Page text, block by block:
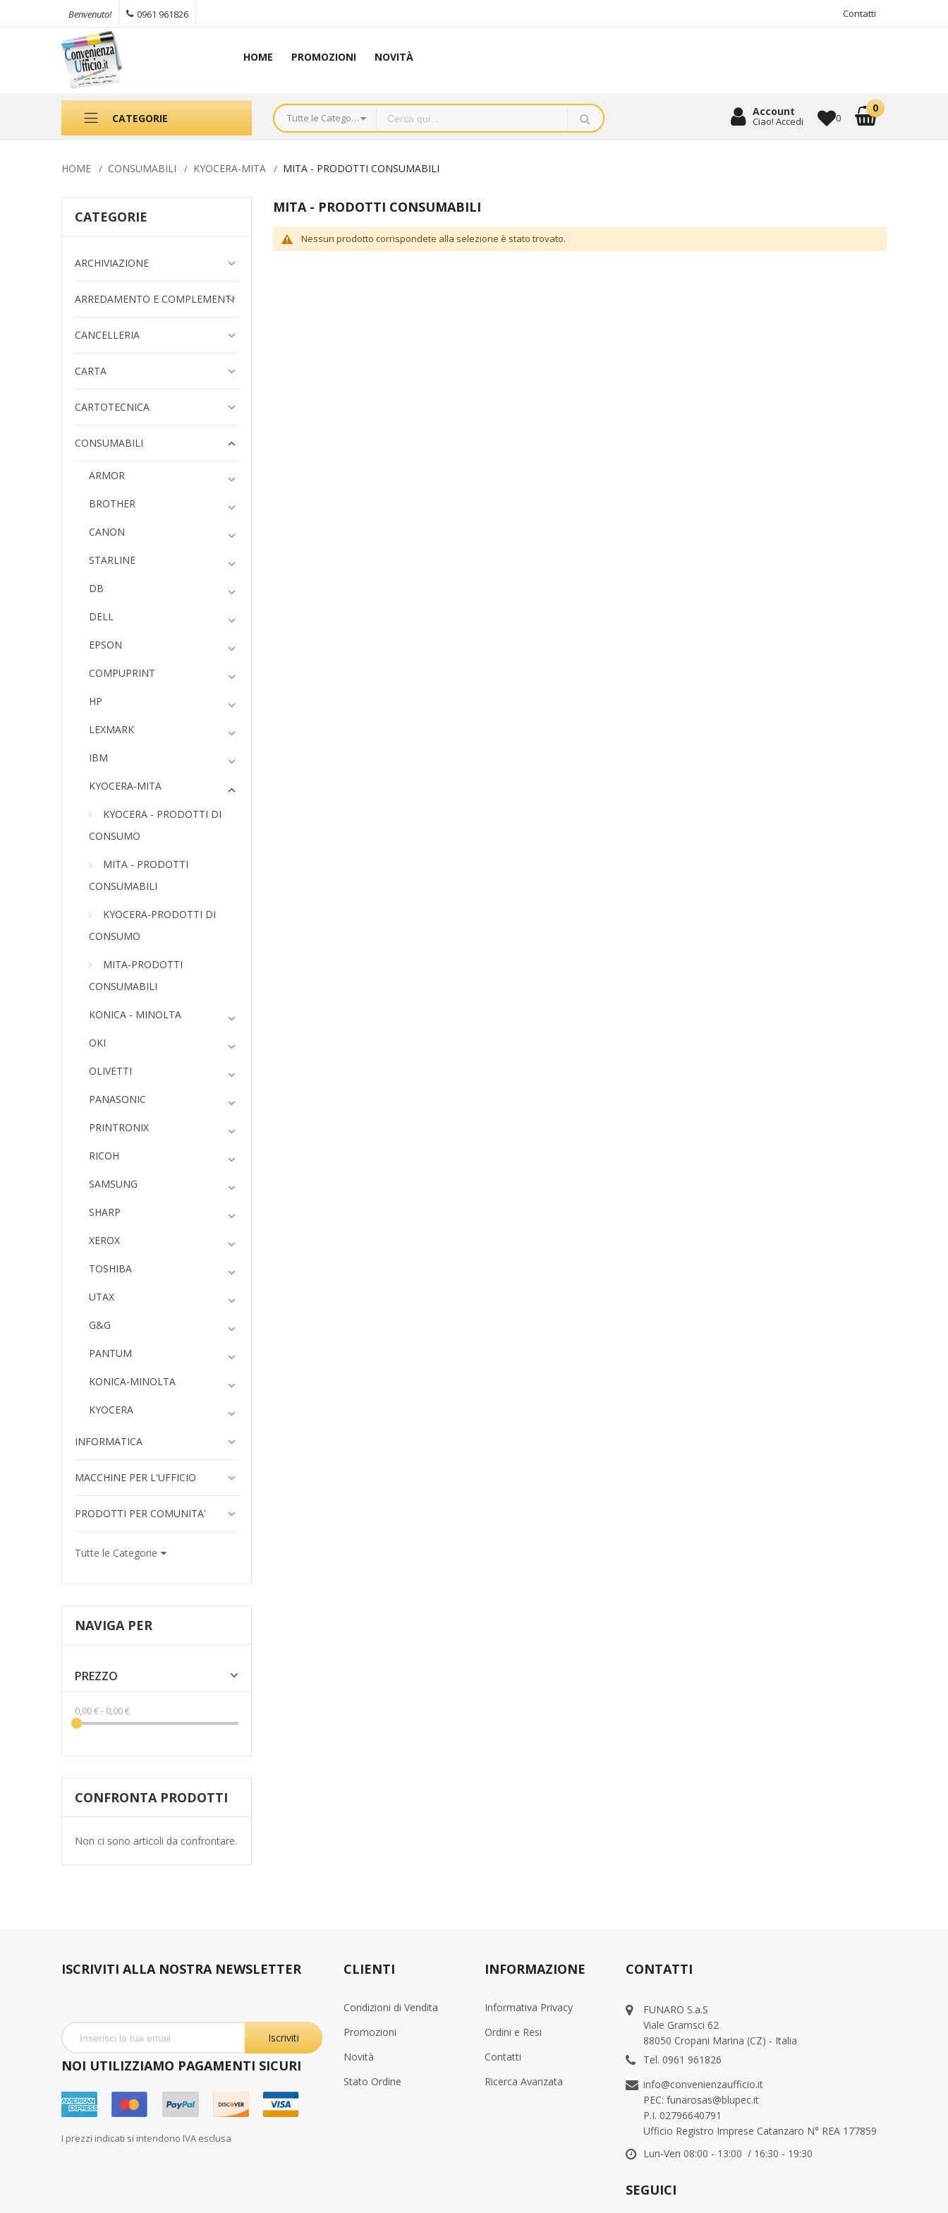
Benvenuto! 0961 961826 Contatti
HOME PROMOZIONI NOVITÀ
CATEGORIE Tutte le Categorie Account
Ciao! Accedi 0
HOME CONSUMABILI KYOCERA-MITA MITA - PRODOTTI CONSUMABILI
MITA - PRODOTTI CONSUMABILI
Nessun prodotto corrispondete alla selezione è stato trovato.
CATEGORIE
ARCHIVIAZIONE
ARREDAMENTO E COMPLEMENTI
CANCELLERIA
CARTA
CARTOTECNICA
CONSUMABILI
ARMOR
BROTHER
CANON
STARLINE
DB
DELL
EPSON
COMPUPRINT
HP
LEXMARK
IBM
KYOCERA-MITA
KYOCERA - PRODOTTI DI
CONSUMO
MITA - PRODOTTI
CONSUMABILI
KYOCERA-PRODOTTI DI
CONSUMO
MITA-PRODOTTI
CONSUMABILI
KONICA - MINOLTA
OKI
OLIVETTI
PANASONIC
PRINTRONIX
RICOH
SAMSUNG
SHARP
XEROX
TOSHIBA
UTAX
G&G
PANTUM
KONICA-MINOLTA
KYOCERA
INFORMATICA
MACCHINE PER L'UFFICIO
PRODOTTI PER COMUNITA'
Tutte le Categorie
NAVIGA PER
PREZZO
0,00 €- 0,00 €
CONFRONTA PRODOTTI
Non ci sono articoli da confrontare.
ISCRIVITI ALLA NOSTRA NEWSLETTER
Iscriviti
NOI UTILIZZIAMO PAGAMENTI SICURI
I prezzi indicati si intendono IVA esclusa
CLIENTI
Condizioni di Vendita
Promozioni
Novità
Stato Ordine
INFORMAZIONE
Informativa Privacy
Ordini e Resi
Contatti
Ricerca Avanzata
CONTATTI
FUNARO S.a.S
Viale Gramsci 62
88050 Cropani Marina (CZ) - Italia
Tel. 0961 961826
info@convenienzaufficio.it
PEC: funarosas@blupec.it
P.I. 02796640791
Ufficio Registro Imprese Catanzaro N° REA 177859
Lun-Ven 08:00 - 13:00 / 16:30 - 19:30
SEGUICI